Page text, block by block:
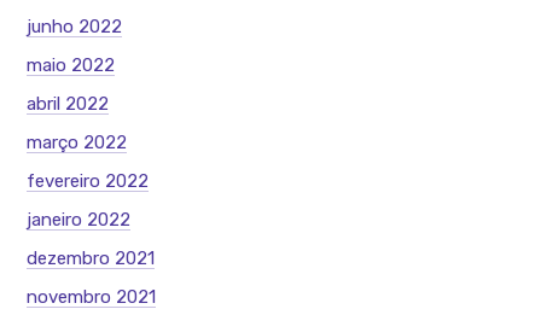
junho 2022
maio 2022
abril 2022
março 2022
fevereiro 2022
janeiro 2022
dezembro 2021
novembro 2021